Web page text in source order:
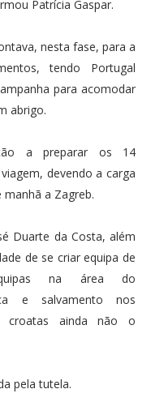
Patrícia Gaspar.
nesta fase, para a
tendo Portugal
para acomodar
abrigo.
a preparar os 14
devendo a carga
a Zagreb.
Duarte da Costa, além
de se criar equipa de
na área do
e salvamento nos
croatas ainda não o
pela tutela.